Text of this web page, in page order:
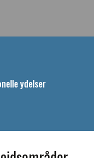
ydelser